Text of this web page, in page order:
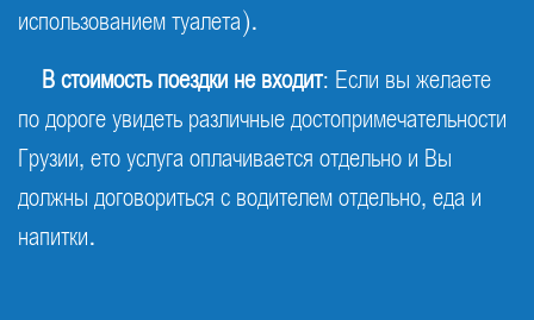
использованием туалета).
В стоимость поездки не входит: Если вы желаете
по дороге увидеть различные достопримечательности
Грузии, ето услуга оплачивается отдельно и Вы
должны договориться с водителем отдельно, еда и
напитки.